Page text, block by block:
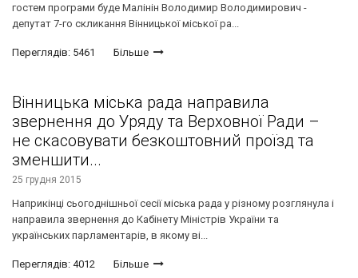
гостем програми буде Малінін Володимир Володимирович -
депутат 7-го скликання Вінницької міської ра...
Переглядів: 5461 Більше
Вінницька міська рада направила
звернення до Уряду та Верховної Ради –
не скасовувати безкоштовний проїзд та
зменшити...
25 грудня 2015
Наприкінці сьогоднішньої сесії міська рада у різному розглянула і
направила звернення до Кабінету Міністрів України та
українських парламентарів, в якому ві...
Переглядів: 4012 Більше